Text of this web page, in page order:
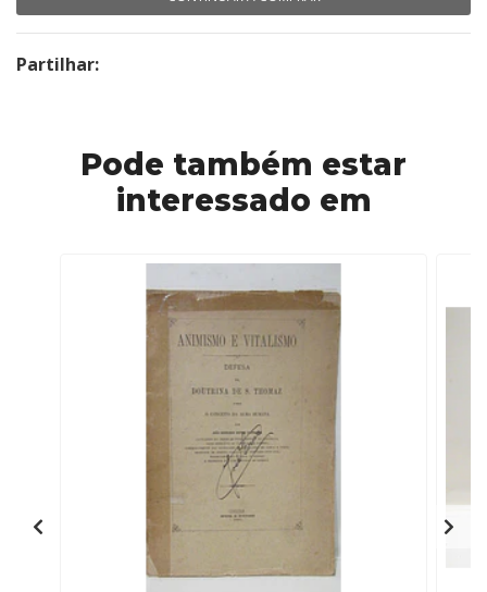
Partilhar:
Pode também estar
interessado em